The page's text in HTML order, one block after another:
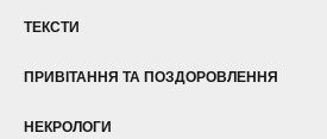
ТЕКСТИ
ПРИВІТАННЯ ТА ПОЗДОРОВЛЕННЯ
НЕКРОЛОГИ